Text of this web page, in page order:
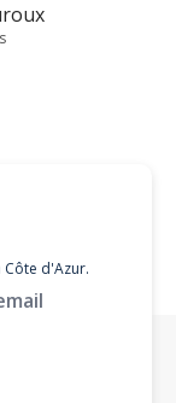
d'Azur.